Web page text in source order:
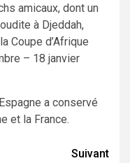
amicaux, dont un
à Djeddah,
Coupe d’Afrique
– 18 janvier
a conservé
et la France.
Suivant